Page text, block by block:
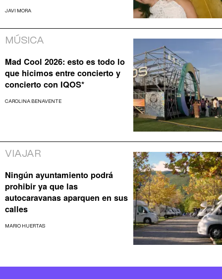
JAVI MORA
MÚSICA
Mad Cool 2026: esto es todo lo
que hicimos entre concierto y
concierto con IQOS*
CAROLINA BENAVENTE
VIAJAR
Ningún ayuntamiento podrá
prohibir ya que las
autocaravanas aparquen en sus
calles
MARIO HUERTAS